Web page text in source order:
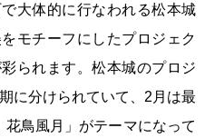
大体的に行なわれる松本城
モチーフにしたプロジェク
られます。松本城のプロジ
に分けられていて、2月は最
鳥風月」がテーマになって